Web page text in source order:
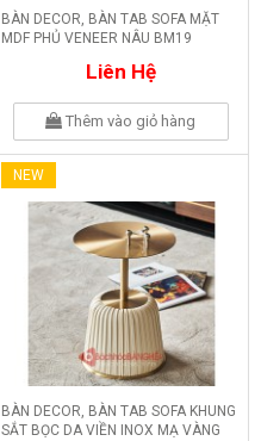
BÀN DECOR, BÀN TAB SOFA MẶT
MDF PHỦ VENEER NÂU BM19
Liên Hệ
Thêm vào giỏ hàng
NEW
BÀN DECOR, BÀN TAB SOFA KHUNG
SẮT BỌC DA VIỀN INOX MẠ VÀNG